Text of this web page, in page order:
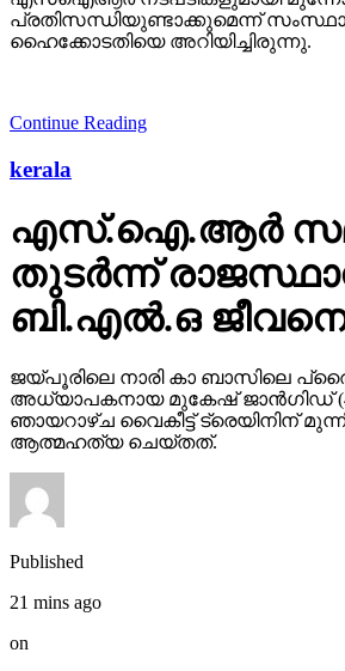
പ്രതിസന്ധിയുണ്ടാക്കുമെന്ന്
ഹൈക്കോടതിയെ അറിയിച്ചിരുന്നു.
Continue Reading
kerala
എസ്.ഐ.ആര്‍
തുടര്‍ന്ന്
ബി.എല്‍.ഒ
ജയ്പൂരിലെ നാരി കാ ബാസിലെ
അധ്യാപകനായ മുകേഷ് ജാന്‍ഗിഡ്
ഞായറാഴ്ച വൈകീട്ട് ട്രെയിനിന്
ആത്മഹത്യ ചെയ്തത്.
Published
21 mins ago
on